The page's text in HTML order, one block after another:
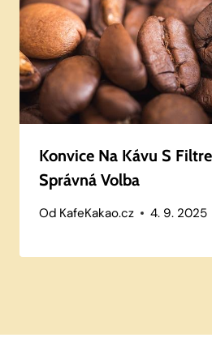
Konvice Na Kávu S
Správná Volba
Od KafeKakao.cz 4. 9. 2025